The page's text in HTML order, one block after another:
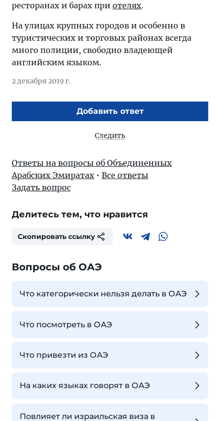
ресторанах и барах при отелях.
На улицах крупных городов и особенно в
туристических и торговых районах всегда
много полиции, свободно владеющей
английским языком.
2 декабря 2019 г.
Добавить ответ
Следить
Ответы на вопросы об Объединенных
Арабских Эмиратах • Все ответы
Задать вопрос
Делитесь тем, что нравится
Скопировать ссылку
Вопросы об ОАЭ
Что категорически нельзя делать в ОАЭ
Что посмотреть в ОАЭ
Что привезти из ОАЭ
На каких языках говорят в ОАЭ
Повлияет ли израильская виза в